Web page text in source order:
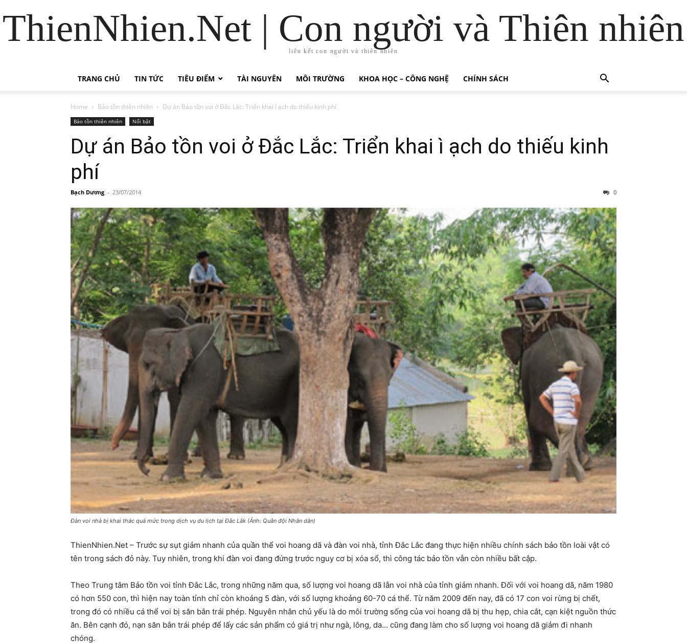
ThienNhien.Net | Con người và Thiên nhiên
liên kết con người và thiên nhiên
TRANG CHỦ TIN TỨC TIÊU ĐIỂM TÀI NGUYÊN MÔI TRƯỜNG KHOA HỌC – CÔNG NGHỆ CHÍNH SÁCH
Home Bảo tồn thiên nhiên Dự án Bảo tồn voi ở Đắc Lắc: Triển khai ì ạch do thiếu kinh phí
Bảo tồn thiên nhiên Nổi bật
Dự án Bảo tồn voi ở Đắc Lắc: Triển khai ì ạch do thiếu kinh
phí
Bạch Dương - 23/07/2014 0
Đàn voi nhà bị khai thác quá mức trong dịch vụ du lịch tại Đắc Lắk (Ảnh: Quân đội Nhân dân)
ThienNhien.Net – Trước sự sụt giảm nhanh của quần thể voi hoang dã và đàn voi nhà, tỉnh Đắc Lắc đang thực hiện nhiều chính sách bảo tồn loài vật có
tên trong sách đỏ này. Tuy nhiên, trong khi đàn voi đang đứng trước nguy cơ bị xóa sổ, thì công tác bảo tồn vẫn còn nhiều bất cập.
Theo Trung tâm Bảo tồn voi tỉnh Đắc Lắc, trong những năm qua, số lượng voi hoang dã lẫn voi nhà của tỉnh giảm nhanh. Đối với voi hoang dã, năm 1980
có hơn 550 con, thì hiện nay toàn tỉnh chỉ còn khoảng 5 đàn, với số lượng khoảng 60-70 cá thể. Từ năm 2009 đến nay, đã có 17 con voi rừng bị chết,
trong đó có nhiều cá thể voi bị săn bắn trái phép. Nguyên nhân chủ yếu là do môi trường sống của voi hoang dã bị thu hẹp, chia cắt, cạn kiệt nguồn thức
ăn. Bên cạnh đó, nạn săn bắn trái phép để lấy các sản phẩm có giá trị như ngà, lông, da… cũng đang làm cho số lượng voi hoang dã giảm đi nhanh
chóng.